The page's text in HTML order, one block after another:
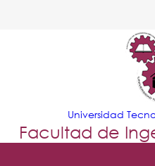
Jump
Universidad
Facultad de